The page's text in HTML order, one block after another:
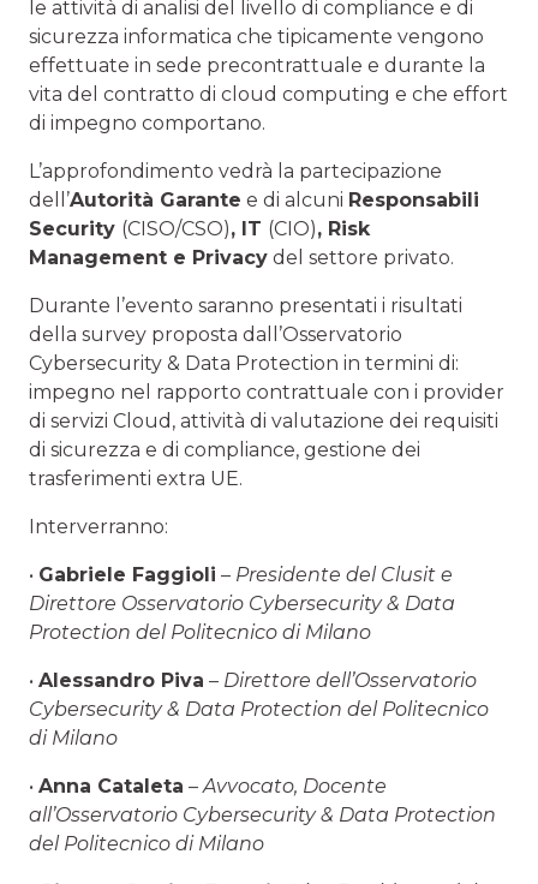
le attività di analisi del livello di compliance e di
sicurezza informatica che tipicamente vengono
effettuate in sede precontrattuale e durante la
vita del contratto di cloud computing e che effort
di impegno comportano.
L’approfondimento vedrà la partecipazione
dell’Autorità Garante e di alcuni Responsabili
Security (CISO/CSO), IT (CIO), Risk
Management e Privacy del settore privato.
Durante l’evento saranno presentati i risultati
della survey proposta dall’Osservatorio
Cybersecurity & Data Protection in termini di:
impegno nel rapporto contrattuale con i provider
di servizi Cloud, attività di valutazione dei requisiti
di sicurezza e di compliance, gestione dei
trasferimenti extra UE.
Interverranno:
• Gabriele Faggioli – Presidente del Clusit e
Direttore Osservatorio Cybersecurity & Data
Protection del Politecnico di Milano
• Alessandro Piva – Direttore dell’Osservatorio
Cybersecurity & Data Protection del Politecnico
di Milano
• Anna Cataleta – Avvocato, Docente
all’Osservatorio Cybersecurity & Data Protection
del Politecnico di Milano